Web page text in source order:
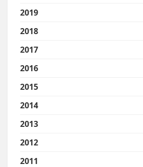
2019
2018
2017
2016
2015
2014
2013
2012
2011